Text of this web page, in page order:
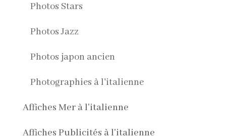
Photos Stars
Photos Jazz
Photos japon ancien
Photographies à l'italienne
Affiches Mer à l'italienne
Affiches Publicités à l'italienne